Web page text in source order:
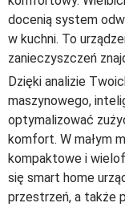
docenią system
w kuchni. To
zanieczyszczeń
Dzięki analizie
maszynowego,
optymalizować
komfort. W małym
kompaktowe i
się smart home
przestrzeń, a także